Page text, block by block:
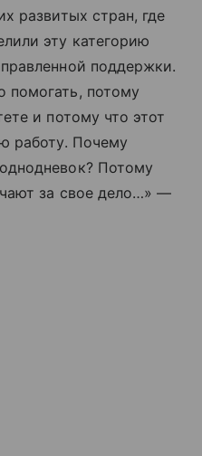
развитых стран, где
эту категорию
поддержки.
помогать, потому
и потому что этот
работу. Почему
Потому
за свое дело…» —